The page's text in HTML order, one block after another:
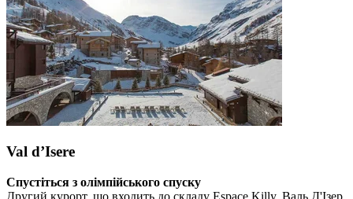
Val d’Isere
Спустіться з олімпійського спуску
Другий курорт, що входить до складу Espace Killy, Валь Д'Ізер